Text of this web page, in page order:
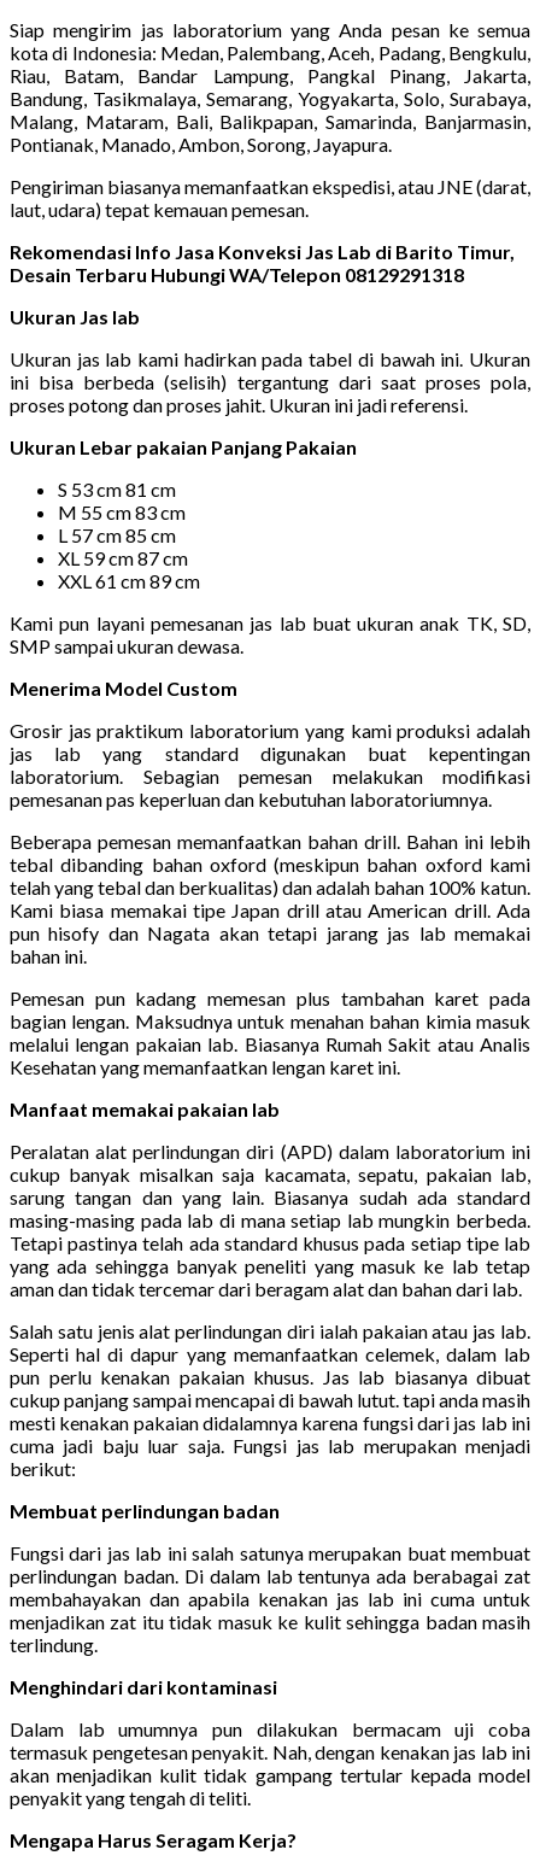
Siap mengirim jas laboratorium yang Anda pesan ke semua
kota di Indonesia: Medan, Palembang, Aceh, Padang, Bengkulu,
Riau, Batam, Bandar Lampung, Pangkal Pinang, Jakarta,
Bandung, Tasikmalaya, Semarang, Yogyakarta, Solo, Surabaya,
Malang, Mataram, Bali, Balikpapan, Samarinda, Banjarmasin,
Pontianak, Manado, Ambon, Sorong, Jayapura.
Pengiriman biasanya memanfaatkan ekspedisi, atau JNE (darat,
laut, udara) tepat kemauan pemesan.
Rekomendasi Info Jasa Konveksi Jas Lab di Barito Timur,
Desain Terbaru Hubungi WA/Telepon 08129291318
Ukuran Jas lab
Ukuran jas lab kami hadirkan pada tabel di bawah ini. Ukuran
ini bisa berbeda (selisih) tergantung dari saat proses pola,
proses potong dan proses jahit. Ukuran ini jadi referensi.
Ukuran Lebar pakaian Panjang Pakaian
S 53 cm 81 cm
M 55 cm 83 cm
L 57 cm 85 cm
XL 59 cm 87 cm
XXL 61 cm 89 cm
Kami pun layani pemesanan jas lab buat ukuran anak TK, SD,
SMP sampai ukuran dewasa.
Menerima Model Custom
Grosir jas praktikum laboratorium yang kami produksi adalah
jas lab yang standard digunakan buat kepentingan
laboratorium. Sebagian pemesan melakukan modifikasi
pemesanan pas keperluan dan kebutuhan laboratoriumnya.
Beberapa pemesan memanfaatkan bahan drill. Bahan ini lebih
tebal dibanding bahan oxford (meskipun bahan oxford kami
telah yang tebal dan berkualitas) dan adalah bahan 100% katun.
Kami biasa memakai tipe Japan drill atau American drill. Ada
pun hisofy dan Nagata akan tetapi jarang jas lab memakai
bahan ini.
Pemesan pun kadang memesan plus tambahan karet pada
bagian lengan. Maksudnya untuk menahan bahan kimia masuk
melalui lengan pakaian lab. Biasanya Rumah Sakit atau Analis
Kesehatan yang memanfaatkan lengan karet ini.
Manfaat memakai pakaian lab
Peralatan alat perlindungan diri (APD) dalam laboratorium ini
cukup banyak misalkan saja kacamata, sepatu, pakaian lab,
sarung tangan dan yang lain. Biasanya sudah ada standard
masing-masing pada lab di mana setiap lab mungkin berbeda.
Tetapi pastinya telah ada standard khusus pada setiap tipe lab
yang ada sehingga banyak peneliti yang masuk ke lab tetap
aman dan tidak tercemar dari beragam alat dan bahan dari lab.
Salah satu jenis alat perlindungan diri ialah pakaian atau jas lab.
Seperti hal di dapur yang memanfaatkan celemek, dalam lab
pun perlu kenakan pakaian khusus. Jas lab biasanya dibuat
cukup panjang sampai mencapai di bawah lutut. tapi anda masih
mesti kenakan pakaian didalamnya karena fungsi dari jas lab ini
cuma jadi baju luar saja. Fungsi jas lab merupakan menjadi
berikut:
Membuat perlindungan badan
Fungsi dari jas lab ini salah satunya merupakan buat membuat
perlindungan badan. Di dalam lab tentunya ada berabagai zat
membahayakan dan apabila kenakan jas lab ini cuma untuk
menjadikan zat itu tidak masuk ke kulit sehingga badan masih
terlindung.
Menghindari dari kontaminasi
Dalam lab umumnya pun dilakukan bermacam uji coba
termasuk pengetesan penyakit. Nah, dengan kenakan jas lab ini
akan menjadikan kulit tidak gampang tertular kepada model
penyakit yang tengah di teliti.
Mengapa Harus Seragam Kerja?